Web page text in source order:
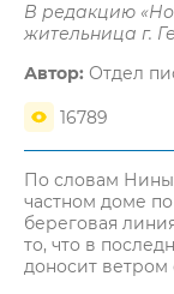
В редакцию
жительница г.
Автор: Отдел
16789
По словам
частном доме
береговая
то, что в
доносит ветром